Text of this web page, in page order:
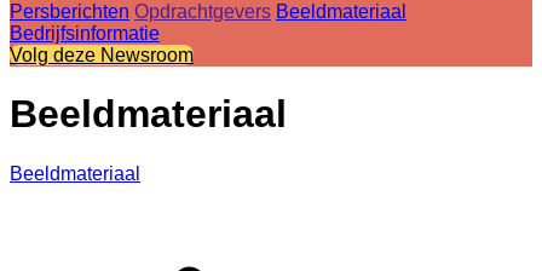
Persberichten Opdrachtgevers Beeldmateriaal
Bedrijfsinformatie
Volg deze Newsroom
Beeldmateriaal
Beeldmateriaal